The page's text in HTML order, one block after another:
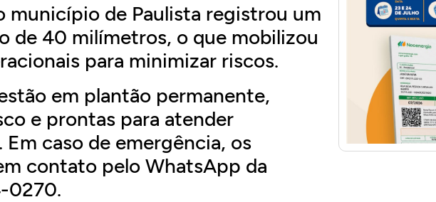
município de Paulista registrou um
de 40 milímetros, o que mobilizou
para minimizar riscos.
em plantão permanente,
e prontas para atender
caso de emergência, os
contato pelo WhatsApp da
0270.